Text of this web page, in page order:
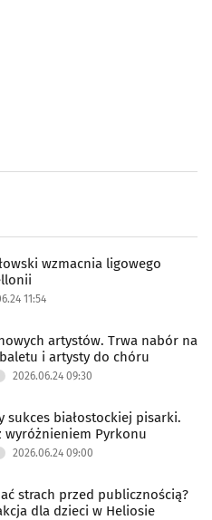
wzmacnia ligowego
11:54
artystów. Trwa nabór na
i artysty do chóru
2026.06.24 09:30
sukces białostockiej pisarki.
wyróżnieniem Pyrkonu
2026.06.24 09:00
strach przed publicznością?
dla dzieci w Heliosie